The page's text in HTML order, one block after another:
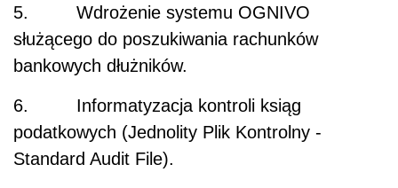
5. Wdrożenie systemu OGNIVO
służącego do poszukiwania rachunków
bankowych dłużników.
6. Informatyzacja kontroli ksiąg
podatkowych (Jednolity Plik Kontrolny -
Standard Audit File).